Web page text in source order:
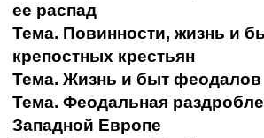
ее распад
Тема. Повинности, жизнь и
крепостных крестьян
Тема. Жизнь и быт феодалов
Тема. Феодальная
Западной Европе